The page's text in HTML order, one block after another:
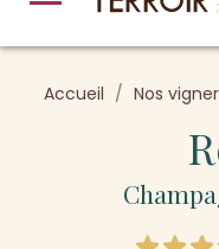
Accueil Nos